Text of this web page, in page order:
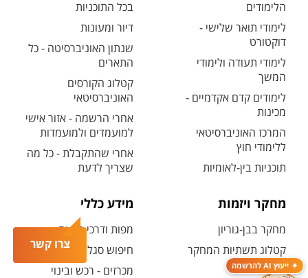
צרו קשר
ייעוץ AI להרשמה
הלימודים
לימודי תואר שלישי -
דוקטורט
לימודי תעודה ולימודי
המשך
לימודים קדם אקדמיים -
מכינות
המרכז האוניברסיטאי
ללימודי חוץ
תוכניות בין-לאומיות
בכל התוכניות
דיור ומעונות
שנתון האוניברסיטה - כל
התארים
קטלוג הקורסים
האוניברסיטאי
אחרי הרשמה - אזור אישי
למועמדים ולמועמדות
אחרי שהתקבלת - כל מה
שצריך לדעת
מחקר ויזמות
מחקר בבן-גוריון
קטלוג תשתיות המחקר
(אנגלית)
מידע כללי
מפות ודרכי הגעה
חיפוש סגל ופרטי קשר
מכרזים - רכש ובינוי